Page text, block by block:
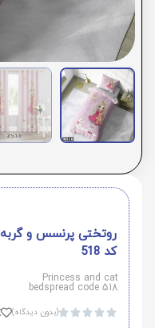
روتختی پرنسس و گربه
کد 518
Princess and cat
bedspread code 518




(بدون دیدگاه)